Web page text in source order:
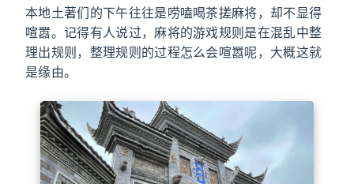
本地土著们的下午往往是唠嗑喝茶搓麻将，却不显得
喧嚣。记得有人说过，麻将的游戏规则是在混乱中整
理出规则，整理规则的过程怎么会喧嚣呢，大概这就
是缘由。